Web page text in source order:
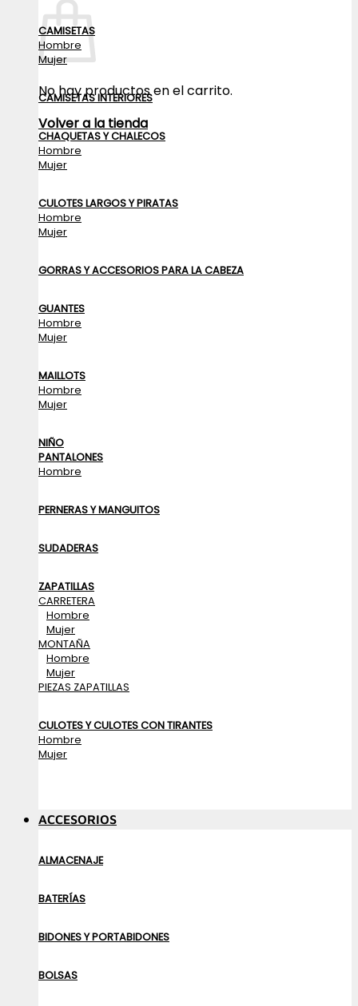
No hay productos en el carrito.
Volver a la tienda
CAMISETAS
Hombre
Mujer
CAMISETAS INTERIORES
CHAQUETAS Y CHALECOS
Hombre
Mujer
CULOTES LARGOS Y PIRATAS
Hombre
Mujer
GORRAS Y ACCESORIOS PARA LA CABEZA
GUANTES
Hombre
Mujer
MAILLOTS
Hombre
Mujer
NIÑO
PANTALONES
Hombre
PERNERAS Y MANGUITOS
SUDADERAS
ZAPATILLAS
CARRETERA
Hombre
Mujer
MONTAÑA
Hombre
Mujer
PIEZAS ZAPATILLAS
CULOTES Y CULOTES CON TIRANTES
Hombre
Mujer
ACCESORIOS
ALMACENAJE
BATERÍAS
BIDONES Y PORTABIDONES
BOLSAS